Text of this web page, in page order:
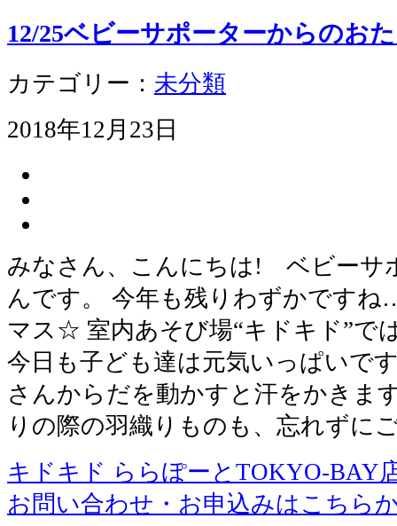
12/25ベビーサポーターからのお
カテゴリー： 未分類
2018年12月23日
みなさん、こんにちは! ベビーサ
んです。 今年も残りわずかです
マス☆ 室内あそび場“キドキド”で
今日も子ども達は元気いっぱいで
さんからだを動かすと汗をかきま
りの際の羽織りものも、忘れずに
キドキド ららぽーとTOKYO-BAY
お問い合わせ・お申込みはこちら